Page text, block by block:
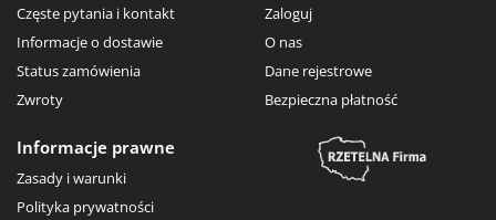
Częste pytania i kontakt
Informacje o dostawie
Status zamówienia
Zwroty
Zaloguj
O nas
Dane rejestrowe
Bezpieczna płatność
Informacje prawne
Zasady i warunki
Polityka prywatności